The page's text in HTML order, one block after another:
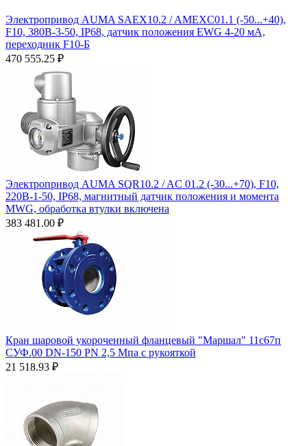
Электропривод AUMA SAEX10.2 / AMEXC01.1 (-50...+40),
F10, 380B-3-50, IP68, датчик положения EWG 4-20 мA,
переходник F10-Б
470 555.25 ₽
Электропривод AUMA SQR10.2 / AC 01.2 (-30...+70), F10,
220B-1-50, IP68, магнитный датчик положения и момента
MWG, обработка втулки включена
383 481.00 ₽
Кран шаровой укороченный фланцевый "Маршал" 11с67п
СУФ.00 DN-150 PN 2,5 Мпа с рукояткой
21 518.93 ₽